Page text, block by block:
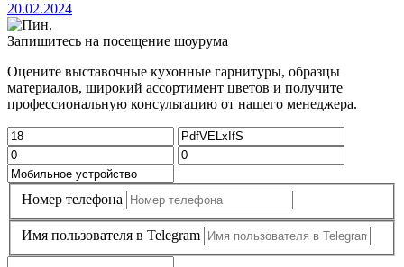
20.02.2024
Запишитесь на посещение шоурума
Оцените выставочные кухонные гарнитуры, образцы
материалов, широкий ассортимент цветов и получите
профессиональную консультацию от нашего менеджера.
Номер телефона
Имя пользователя в Telegram